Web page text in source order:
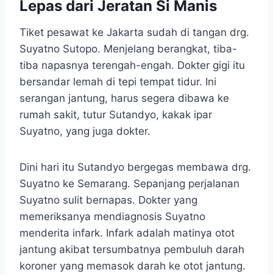
Lepas dari Jeratan Si Manis
Tiket pesawat ke Jakarta sudah di tangan drg.
Suyatno Sutopo. Menjelang berangkat, tiba-
tiba napasnya terengah-engah. Dokter gigi itu
bersandar lemah di tepi tempat tidur. Ini
serangan jantung, harus segera dibawa ke
rumah sakit, tutur Sutandyo, kakak ipar
Suyatno, yang juga dokter.
Dini hari itu Sutandyo bergegas membawa drg.
Suyatno ke Semarang. Sepanjang perjalanan
Suyatno sulit bernapas. Dokter yang
memeriksanya mendiagnosis Suyatno
menderita infark. Infark adalah matinya otot
jantung akibat tersumbatnya pembuluh darah
koroner yang memasok darah ke otot jantung.